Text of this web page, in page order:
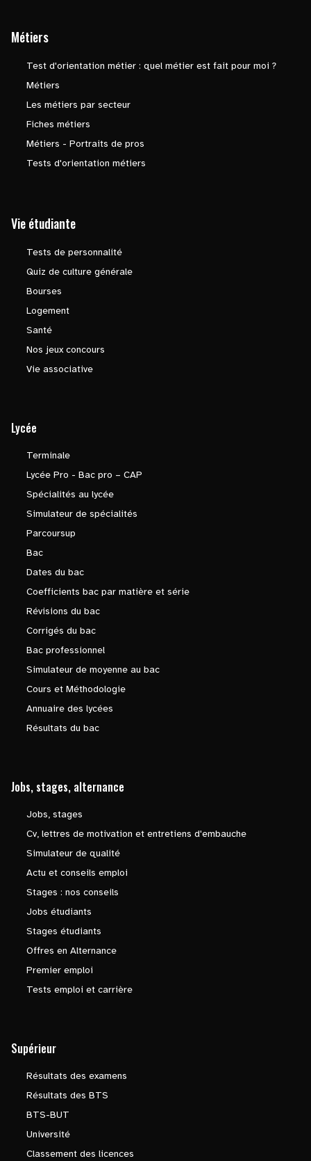
Métiers
Test d'orientation métier : quel métier est fait pour moi ?
Métiers
Les métiers par secteur
Fiches métiers
Métiers - Portraits de pros
Tests d'orientation métiers
Vie étudiante
Tests de personnalité
Quiz de culture générale
Bourses
Logement
Santé
Nos jeux concours
Vie associative
Lycée
Terminale
Lycée Pro - Bac pro – CAP
Spécialités au lycée
Simulateur de spécialités
Parcoursup
Bac
Dates du bac
Coefficients bac par matière et série
Révisions du bac
Corrigés du bac
Bac professionnel
Simulateur de moyenne au bac
Cours et Méthodologie
Annuaire des lycées
Résultats du bac
Jobs, stages, alternance
Jobs, stages
Cv, lettres de motivation et entretiens d'embauche
Simulateur de qualité
Actu et conseils emploi
Stages : nos conseils
Jobs étudiants
Stages étudiants
Offres en Alternance
Premier emploi
Tests emploi et carrière
Supérieur
Résultats des examens
Résultats des BTS
BTS-BUT
Université
Classement des licences